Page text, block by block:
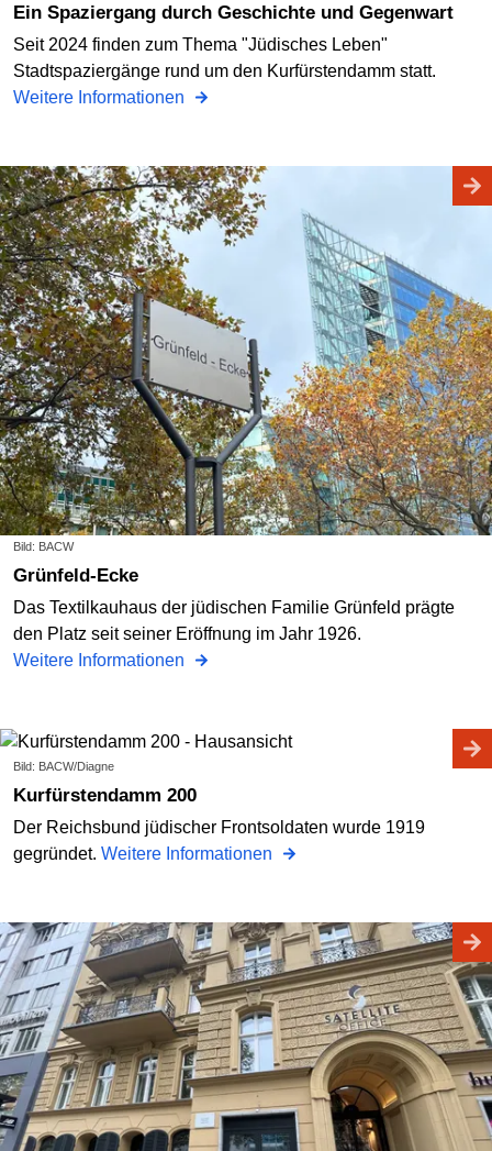
Ein Spaziergang durch Geschichte und Gegenwart
Seit 2024 finden zum Thema "Jüdisches Leben"
Stadtspaziergänge rund um den Kurfürstendamm statt.
Weitere Informationen
Bild: BACW
Grünfeld-Ecke
Das Textilkauhaus der jüdischen Familie Grünfeld prägte
den Platz seit seiner Eröffnung im Jahr 1926.
Weitere Informationen
Bild: BACW/Diagne
Kurfürstendamm 200
Der Reichsbund jüdischer Frontsoldaten wurde 1919
gegründet. Weitere Informationen